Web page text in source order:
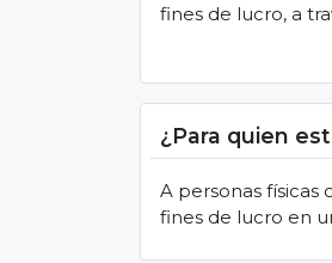
fines de lucro, a
¿Para quien
A personas físicas
fines de lucro en